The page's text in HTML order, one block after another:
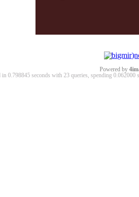
Powered by
in 0.798845 seconds with 23 queries, spending